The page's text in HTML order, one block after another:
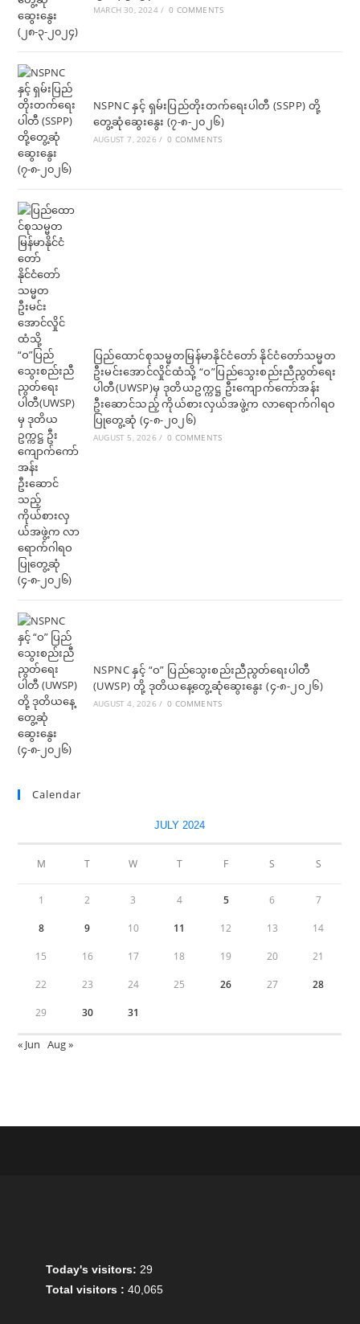
MARCH 30, 2024 / 0 COMMENTS
NSPNC နှင့် ရှမ်းပြည်တိုးတက်ရေးပါတီ (SSPP) တို့
တွေ့ဆုံဆွေးနွေး (၇-၈-၂၀၂၆)
AUGUST 7, 2026 / 0 COMMENTS
ပြည်ထောင်စုသမ္မတမြန်မာနိုင်ငံတော် နိုင်ငံတော်သမ္မတ
ဦးမင်းအောင်လှိုင်ထံသို့ “ဝ”ပြည်သွေးစည်းညီညွတ်ရေး
ပါတီ(UWSP)မှ ဒုတိယဥက္ကဋ္ဌ ဦးကျောက်ကော်အန်း
ဦးဆောင်သည့် ကိုယ်စားလှယ်အဖွဲ့က လာရောက်ဂါရဝ
ပြုတွေ့ဆုံ (၄-၈-၂၀၂၆)
AUGUST 5, 2026 / 0 COMMENTS
NSPNC နှင့် “ဝ” ပြည်သွေးစည်းညီညွတ်ရေးပါတီ
(UWSP) တို့ ဒုတိယနေ့တွေ့ဆုံဆွေးနွေး (၄-၈-၂၀၂၆)
AUGUST 4, 2026 / 0 COMMENTS
Calendar
JULY 2024
M T W T F S S
1 2 3 4 5 6 7
8 9 10 11 12 13 14
15 16 17 18 19 20 21
22 23 24 25 26 27 28
29 30 31
« Jun Aug »
Today's visitors: 29
Total visitors :40,065